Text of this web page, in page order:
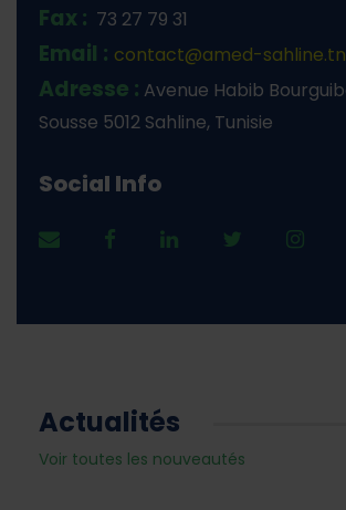
Fax : 73 27 79 31
Email : contact@amed-sahline.tn
Adresse : Avenue Habib
Sousse 5012 Sahline, Tunisie
Social Info
Actualités
Voir toutes les nouveautés